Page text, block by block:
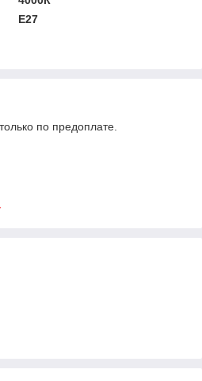
E27
по предоплате.